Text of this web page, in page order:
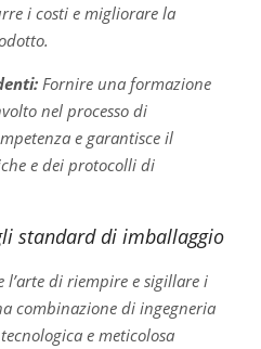
i costi e migliorare la
Fornire una formazione
nel processo di
e garantisce il
e dei protocolli di
standard di imballaggio
l’arte di riempire e sigillare i
combinazione di ingegneria
e meticolosa